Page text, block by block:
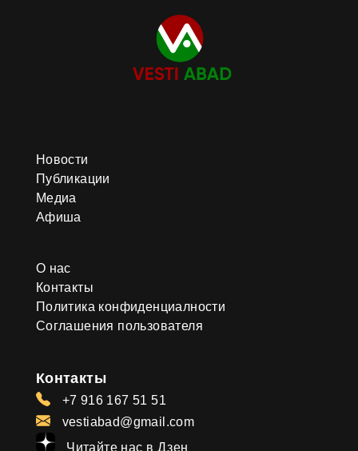
Новости
Публикации
Медиа
Афиша
О нас
Контакты
Политика конфиденциалности
Соглашения пользователя
Контакты
+7 916 167 51 51
vestiabad@gmail.com
Читайте нас в Дзен